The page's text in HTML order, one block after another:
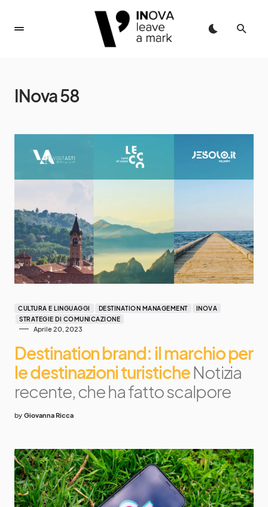
INova 58
CULTURA E LINGUAGGI DESTINATION MANAGEMENT
INOVA
STRATEGIE DI COMUNICAZIONE
Aprile 20, 2023
Destination brand: il marchio per
le destinazioni turisticheNotizia
recente, che ha fatto scalpore
by Giovanna Ricca